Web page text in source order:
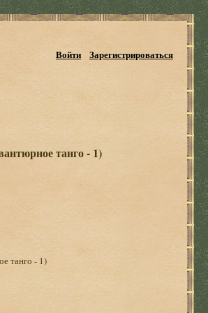
Войти Зарегистрироваться
танго - 1)
танго - 1)